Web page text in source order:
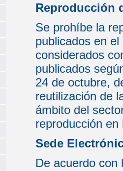
Reproducción
Se prohíbe la
publicados en
considerados
publicados
24 de octubre,
reutilización de
ámbito del
reproducción
Sede
De acuerdo con